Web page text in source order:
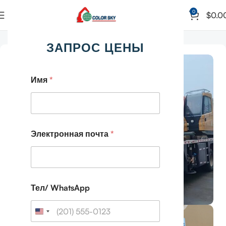
ЗАПРОС ЦЕНЫ
Имя*
Электронная почта*
Тел/ WhatsApp
0 $